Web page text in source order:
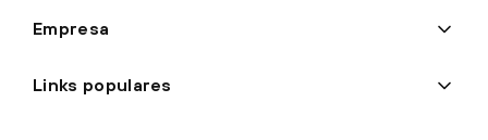
Empresa
Links populares